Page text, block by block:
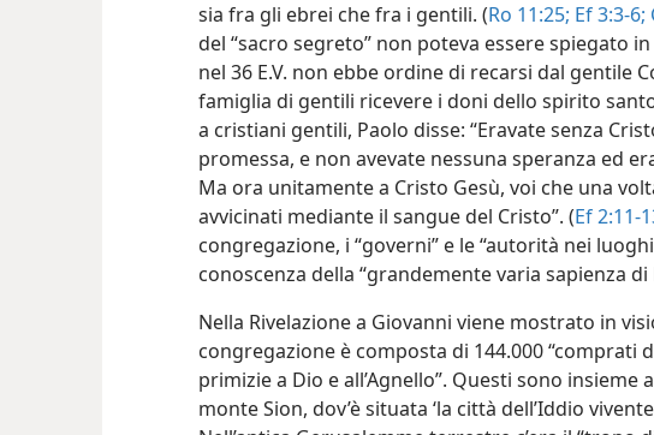
sia fra gli ebrei che fra i gentili. (Ro 11:25; Ef 3:3-6;
del “sacro segreto” non poteva essere spiegato
nel 36 E.V. non ebbe ordine di recarsi dal gentile
famiglia di gentili ricevere i doni dello spirito
a cristiani gentili, Paolo disse: “Eravate senza
promessa, e non avevate nessuna speranza ed
Ma ora unitamente a Cristo Gesù, voi che una
avvicinati mediante il sangue del Cristo”. (Ef 2:11-
congregazione, i “governi” e le “autorità nei
conoscenza della “grandemente varia sapienza
Nella Rivelazione a Giovanni viene mostrato in
congregazione è composta di 144.000 “comprati
primizie a Dio e all’Agnello”. Questi sono insieme
monte Sion, dov’è situata ‘la città dell’Iddio